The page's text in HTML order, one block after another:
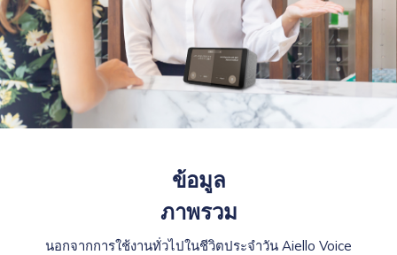
ข้อมูล
ภาพรวม
นอกจากการใช้งานทั่วไปในชีวิตประจำวัน Aiello Voice